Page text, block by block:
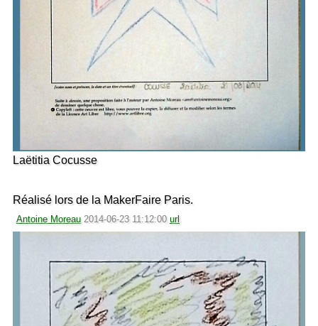
Laëtitia Cocusse
Réalisé lors de la MakerFaire Paris.
Antoine Moreau 2014-06-23 11:12:00 url